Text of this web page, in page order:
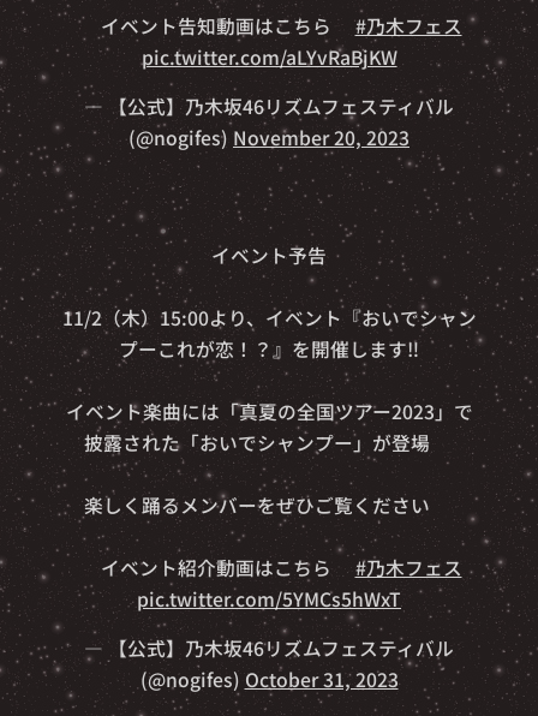
👇イベント告知動画はこちら👇#乃木フェス
pic.twitter.com/aLYvRaBjKW
— 【公式】乃木坂46リズムフェスティバル
(@nogifes) November 20, 2023
💭イベント予告💭
11/2（木）15:00より、イベント『おいでシャン
プーこれが恋！？』を開催します‼️
イベント楽曲には「真夏の全国ツアー2023」で
披露された「おいでシャンプー」が登場✨
楽しく踊るメンバーをぜひご覧ください🎵
👇イベント紹介動画はこちら👇 #乃木フェス
pic.twitter.com/5YMCs5hWxT
— 【公式】乃木坂46リズムフェスティバル
(@nogifes) October 31, 2023